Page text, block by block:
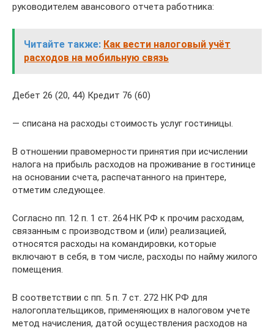
руководителем авансового отчета работника:
Читайте также: Как вести налоговый учёт
расходов на мобильную связь
Дебет 26 (20, 44) Кредит 76 (60)
— списана на расходы стоимость услуг гостиницы.
В отношении правомерности принятия при исчислении
налога на прибыль расходов на проживание в гостинице
на основании счета, распечатанного на принтере,
отметим следующее.
Согласно пп. 12 п. 1 ст. 264 НК РФ к прочим расходам,
связанным с производством и (или) реализацией,
относятся расходы на командировки, которые
включают в себя, в том числе, расходы по найму жилого
помещения.
В соответствии с пп. 5 п. 7 ст. 272 НК РФ для
налогоплательщиков, применяющих в налоговом учете
метод начисления, датой осуществления расходов на